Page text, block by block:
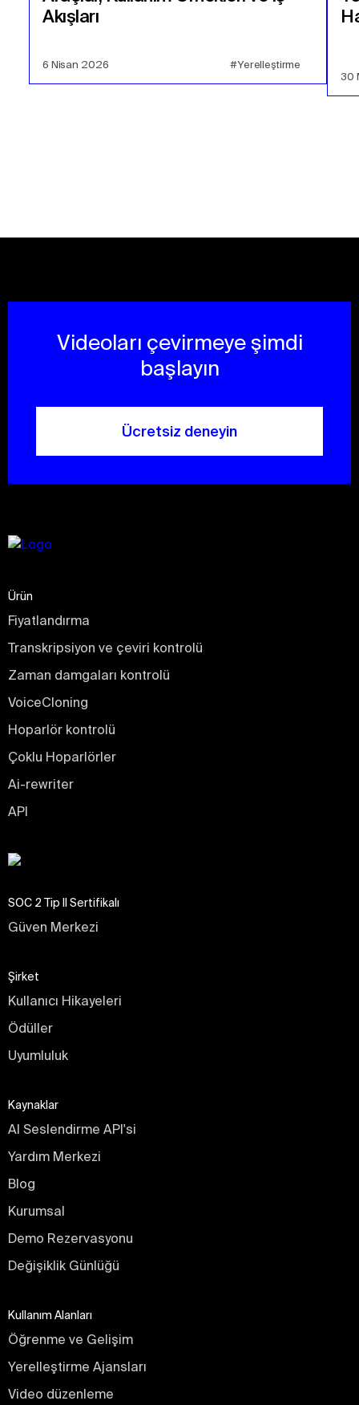
Akışları
6 Nisan 2026 #Yerelleştirme
30
Videoları çevirmeye şimdi
başlayın
Ücretsiz deneyin
Ürün
Fiyatlandırma
Transkripsiyon ve çeviri kontrolü
Zaman damgaları kontrolü
VoiceCloning
Hoparlör kontrolü
Çoklu Hoparlörler
Ai-rewriter
API
SOC 2 Tip II Sertifikalı
Güven Merkezi
Şirket
Kullanıcı Hikayeleri
Ödüller
Uyumluluk
Kaynaklar
AI Seslendirme API'si
Yardım Merkezi
Blog
Kurumsal
Demo Rezervasyonu
Değişiklik Günlüğü
Kullanım Alanları
Öğrenme ve Gelişim
Yerelleştirme Ajansları
Video düzenleme